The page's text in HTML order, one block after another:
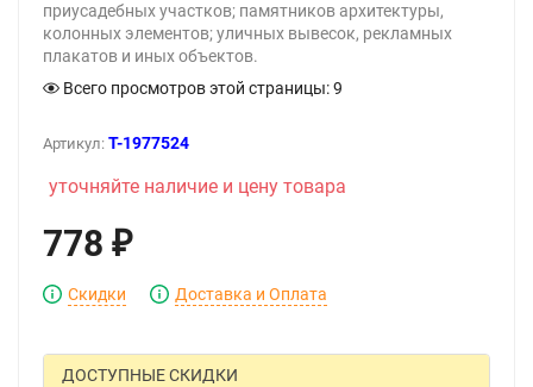
приусадебных участков; памятников архитектуры,
колонных элементов; уличных вывесок, рекламных
плакатов и иных объектов.
Всего просмотров этой страницы:9
Артикул: T-1977524
уточняйте наличие и цену товара
778 ₽
Скидки Доставка и Оплата
ДОСТУПНЫЕ СКИДКИ